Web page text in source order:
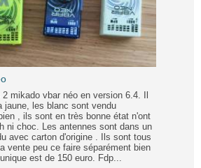
mikado vbar néo en version 6.4. Il
jaune, les blanc sont vendu
, ils sont en très bonne état n'ont
ni choc. Les antennes sont dans un
avec carton d'origine . Ils sont tous
vente peu ce faire séparément bien
est de 150 euro. Fdp...